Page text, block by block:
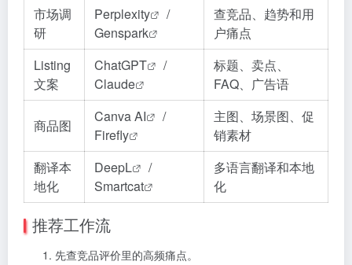
市场调
研
Perplexity
/
Genspark
查竞品、趋势和用
户痛点
Listing
文案
ChatGPT
/
Claude
标题、卖点、
FAQ、广告语
商品图
Canva AI
/
Firefly
主图、场景图、促
销素材
翻译本
地化
DeepL
/
Smartcat
多语言翻译和本地
化
推荐工作流
先查竞品评价里的高频痛点。